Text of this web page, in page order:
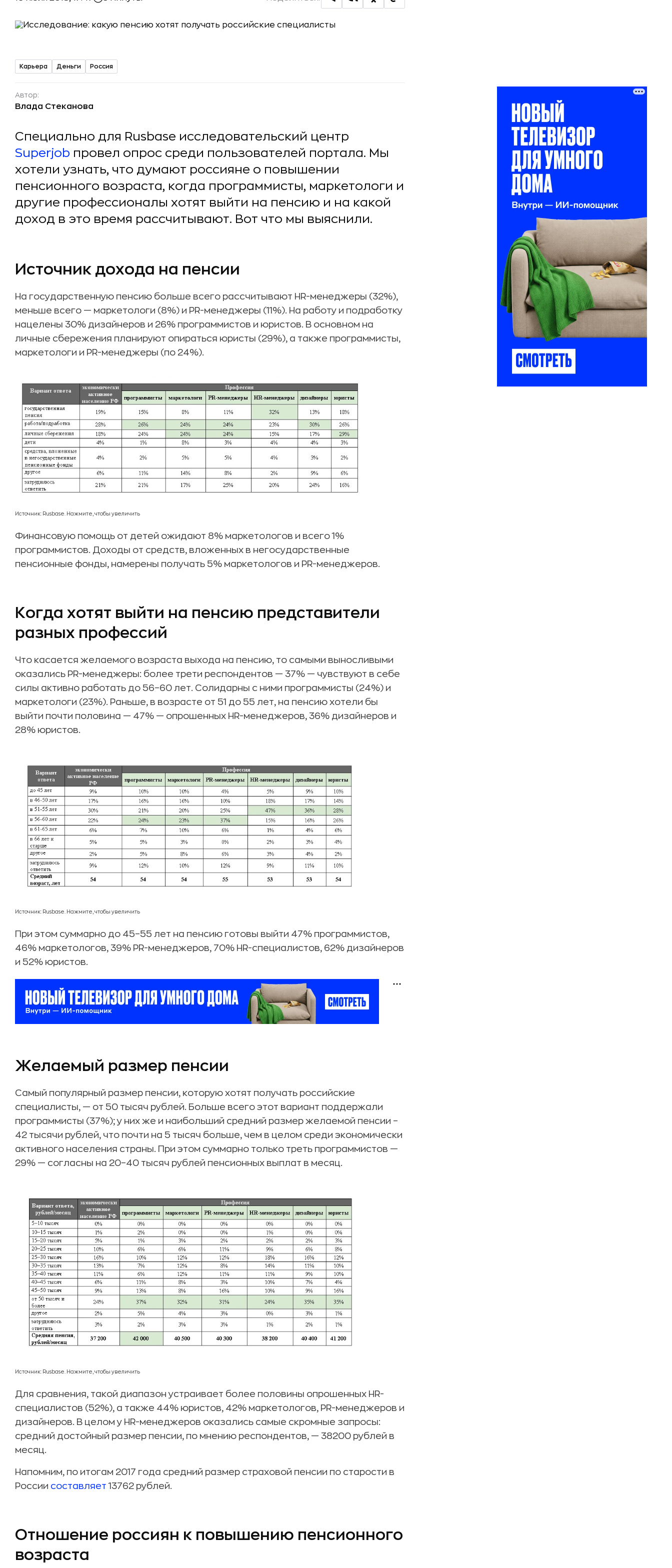
Карьера Деньги Россия
Автор:
Влада Стеканова
Специально для Rusbase исследовательский центр
Superjob провел опрос среди пользователей портала. Мы
хотели узнать, что думают россияне о повышении
пенсионного возраста, когда программисты, маркетологи и
другие профессионалы хотят выйти на пенсию и на какой
доход в это время рассчитывают. Вот что мы выяснили.
Источник дохода на пенсии
На государственную пенсию больше всего рассчитывают HR-менеджеры (32%),
меньше всего — маркетологи (8%) и PR-менеджеры (11%). На работу и подработку
нацелены 30% дизайнеров и 26% программистов и юристов. В основном на
личные сбережения планируют опираться юристы (29%), а также программисты,
маркетологи и PR-менеджеры (по 24%).
Источник: Rusbase. Нажмите, чтобы увеличить
Финансовую помощь от детей ожидают 8% маркетологов и всего 1%
программистов. Доходы от средств, вложенных в негосударственные
пенсионные фонды, намерены получать 5% маркетологов и PR-менеджеров.
Когда хотят выйти на пенсию представители
разных профессий
Что касается желаемого возраста выхода на пенсию, то самыми выносливыми
оказались PR-менеджеры: более трети респондентов — 37% — чувствуют в себе
силы активно работать до 56–60 лет. Солидарны с ними программисты (24%) и
маркетологи (23%). Раньше, в возрасте от 51 до 55 лет, на пенсию хотели бы
выйти почти половина — 47% — опрошенных HR-менеджеров, 36% дизайнеров и
28% юристов.
Источник: Rusbase. Нажмите, чтобы увеличить
При этом суммарно до 45–55 лет на пенсию готовы выйти 47% программистов,
46% маркетологов, 39% PR-менеджеров, 70% HR-специалистов, 62% дизайнеров
и 52% юристов.
Желаемый размер пенсии
Самый популярный размер пенсии, которую хотят получать российские
специалисты, — от 50 тысяч рублей. Больше всего этот вариант поддержали
программисты (37%); у них же и наибольший средний размер желаемой пенсии –
42 тысячи рублей, что почти на 5 тысяч больше, чем в целом среди экономически
активного населения страны. При этом суммарно только треть программистов —
29% — согласны на 20–40 тысяч рублей пенсионных выплат в месяц.
Источник: Rusbase. Нажмите, чтобы увеличить
Для сравнения, такой диапазон устраивает более половины опрошенных HR-
специалистов (52%), а также 44% юристов, 42% маркетологов, PR-менеджеров и
дизайнеров. В целом у HR-менеджеров оказались самые скромные запросы:
средний достойный размер пенсии, по мнению респондентов, — 38200 рублей в
месяц.
Напомним, по итогам 2017 года средний размер страховой пенсии по старости в
России составляет 13762 рублей.
Отношение россиян к повышению пенсионного
возраста